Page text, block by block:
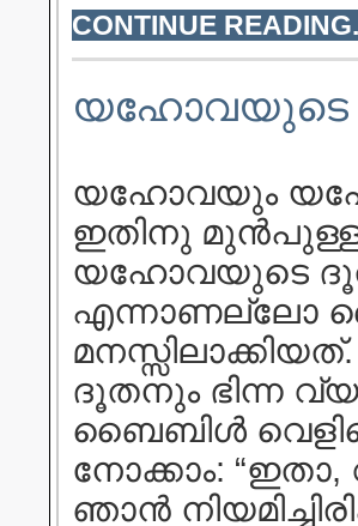
CONTINUE
യഹോവയുടെ
യഹോവയും
ഇതിനു
യഹോവയുടെ
എന്നാണല്ലോ
ദൂതനും ഭിന്ന
ബൈബിള്‍
നോക്കാം: “ഇതാ,
ഞാന്‍